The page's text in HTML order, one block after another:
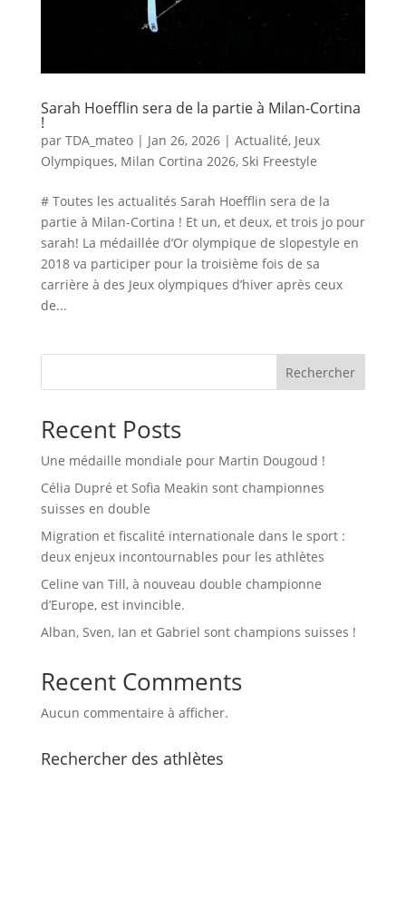
Sarah Hoefflin sera de la partie à Milan-Cortina
!
par TDA_mateo| Jan 26, 2026| Actualité, Jeux
Olympiques, Milan Cortina 2026, Ski Freestyle
# Toutes les actualités Sarah Hoefflin sera de la
partie à Milan-Cortina ! Et un, et deux, et trois jo pour
sarah! La médaillée d’Or olympique de slopestyle en
2018 va participer pour la troisième fois de sa
carrière à des Jeux olympiques d’hiver après ceux
de...
Rechercher
Recent Posts
Une médaille mondiale pour Martin Dougoud !
Célia Dupré et Sofia Meakin sont championnes
suisses en double
Migration et fiscalité internationale dans le sport :
deux enjeux incontournables pour les athlètes
Celine van Till, à nouveau double championne
d’Europe, est invincible.
Alban, Sven, Ian et Gabriel sont champions suisses !
Recent Comments
Aucun commentaire à afficher.
Rechercher des athlètes